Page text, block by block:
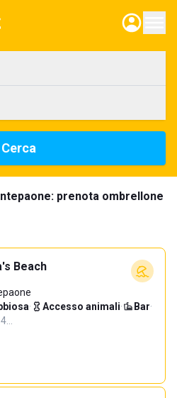
Cerca
prenota ombrellone
Beach
· Accesso animali· Bar·